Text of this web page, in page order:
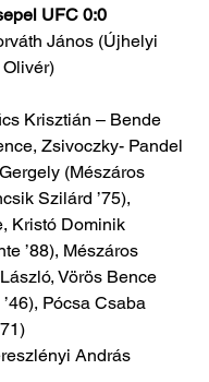
UFC 0:0
János (Újhelyi
Krisztián – Bende
Zsivoczky- Pandel
(Mészáros
Szilárd ’75),
Kristó Dominik
’88), Mészáros
Vörös Bence
Pócsa Csaba
András